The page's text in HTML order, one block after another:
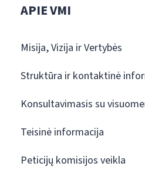
APIE VMI
Misija, Vizija ir Vertybės
Struktūra ir kontaktinė
Konsultavimasis su
Teisinė informacija
Peticijų komisijos veikla